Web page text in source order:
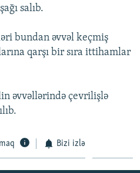
salıb.
bundan əvvəl keçmiş
qarşı bir sıra ittihamlar
əvvəllərində çevrilişlə
Bizi izlə